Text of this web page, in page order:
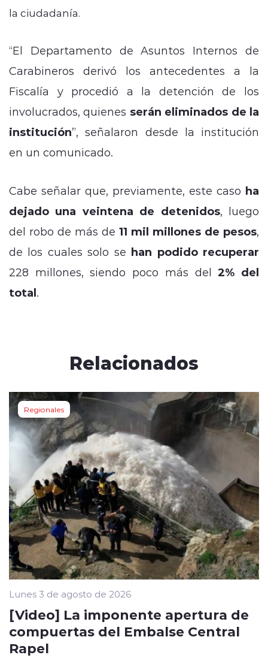
la ciudadanía.
“El Departamento de Asuntos Internos de
Carabineros derivó los antecedentes a la
Fiscalía y procedió a la detención de los
involucrados, quienes serán eliminados de la
institución”, señalaron desde la institución
en un comunicado.
Cabe señalar que, previamente, este caso ha
dejado una veintena de detenidos, luego
del robo de más de 11 mil millones de pesos,
de los cuales solo se han podido recuperar
228 millones, siendo poco más del2% del
total.
Relacionados
Regionales
Lunes 3 de agosto de 2026
[Video] La imponente apertura de
compuertas del Embalse Central
Rapel